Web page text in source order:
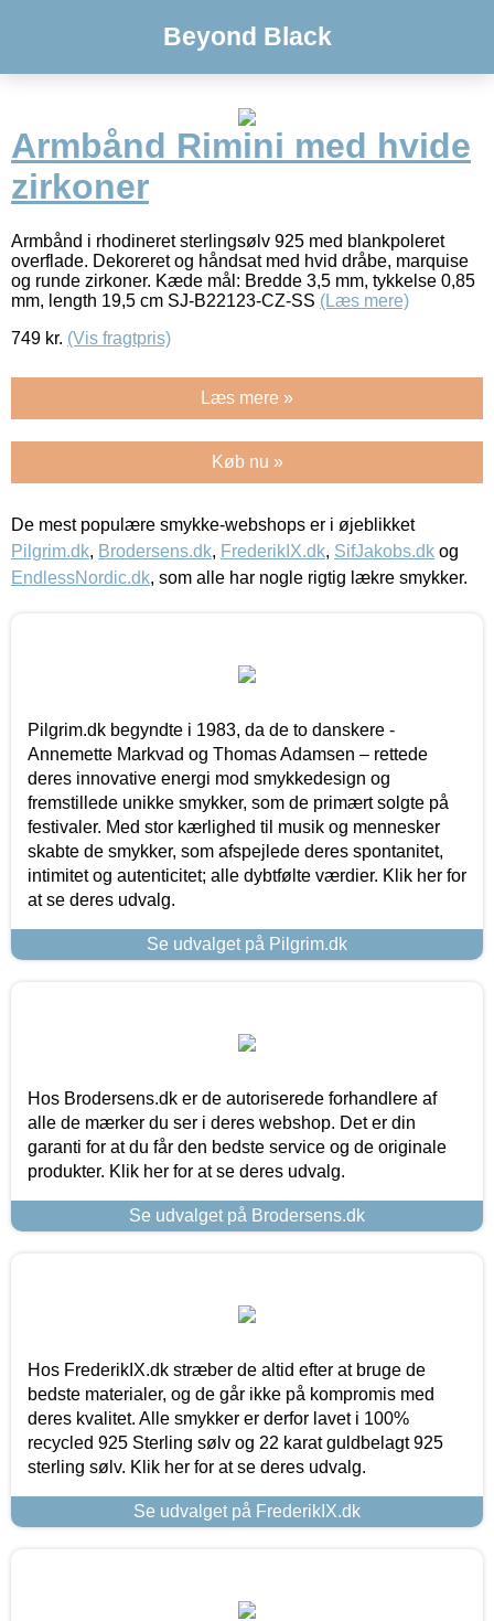
Beyond Black
Armbånd Rimini med hvide
zirkoner
Armbånd i rhodineret sterlingsølv 925 med blankpoleret
overflade. Dekoreret og håndsat med hvid dråbe, marquise
og runde zirkoner. Kæde mål: Bredde 3,5 mm, tykkelse 0,85
mm, length 19,5 cm SJ-B22123-CZ-SS (Læs mere)
749 kr. (Vis fragtpris)
Læs mere »
Køb nu »
De mest populære smykke-webshops er i øjeblikket
Pilgrim.dk, Brodersens.dk, FrederikIX.dk, SifJakobs.dk og
EndlessNordic.dk, som alle har nogle rigtig lækre smykker.
Pilgrim.dk begyndte i 1983, da de to danskere -
Annemette Markvad og Thomas Adamsen – rettede
deres innovative energi mod smykkedesign og
fremstillede unikke smykker, som de primært solgte på
festivaler. Med stor kærlighed til musik og mennesker
skabte de smykker, som afspejlede deres spontanitet,
intimitet og autenticitet; alle dybtfølte værdier. Klik her for
at se deres udvalg.
Se udvalget på Pilgrim.dk
Hos Brodersens.dk er de autoriserede forhandlere af
alle de mærker du ser i deres webshop. Det er din
garanti for at du får den bedste service og de originale
produkter. Klik her for at se deres udvalg.
Se udvalget på Brodersens.dk
Hos FrederikIX.dk stræber de altid efter at bruge de
bedste materialer, og de går ikke på kompromis med
deres kvalitet. Alle smykker er derfor lavet i 100%
recycled 925 Sterling sølv og 22 karat guldbelagt 925
sterling sølv. Klik her for at se deres udvalg.
Se udvalget på FrederikIX.dk